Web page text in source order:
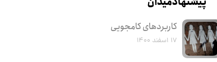
کاربرد‌های کامجویی
۱۷ اسفند ۱۴۰۰